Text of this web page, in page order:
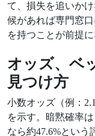
て、損失を追いか
候があれば専門窓
を持つことが前提に
オッズ、ベ
見つけ方
小数オッズ（例：
を示す。暗黙確率
なら約47.6%という